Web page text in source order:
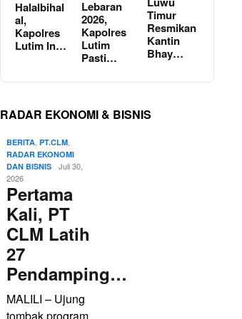
Halalbihal
al,
Kapolres
Lutim In…
Lebaran
2026,
Kapolres
Lutim
Pasti…
Timur
Resmikan
Kantin
Bhay…
RADAR EKONOMI & BISNIS
BERITA,PT.CLM,
RADAR EKONOMI
DAN BISNIS
Juli 30,
2026
Pertama
Kali, PT
CLM Latih
27
Pendamping…
MALILI – Ujung